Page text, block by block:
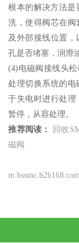
根本的解决方法是
洗，使得阀芯在
及外部接线位置
孔是否堵塞，润滑
(4)电磁阀接线头
处理切换系统的电
于失电时进行处
暂停，从容处理。
推荐阅读：
回收
磁阀